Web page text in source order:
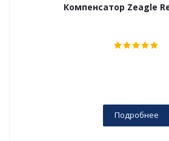
Компенсатор Zeagle
Подробнее